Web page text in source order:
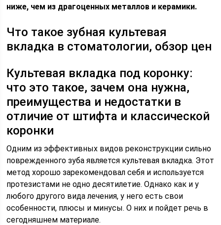
ниже, чем из драгоценных металлов и керамики.
Что такое зубная культевая
вкладка в стоматологии, обзор цен
Культевая вкладка под коронку:
что это такое, зачем она нужна,
преимущества и недостатки в
отличие от штифта и классической
коронки
Одним из эффективных видов реконструкции сильно
поврежденного зуба является культевая вкладка. Этот
метод хорошо зарекомендовал себя и используется
протезистами не одно десятилетие. Однако как и у
любого другого вида лечения, у него есть свои
особенности, плюсы и минусы. О них и пойдет речь в
сегодняшнем материале.